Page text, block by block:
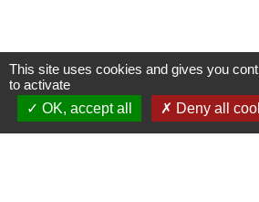
Contact
Commune de Saint-Jean-de-la-
This site uses cookies and gives you
to activate
OK, accept all
Deny all